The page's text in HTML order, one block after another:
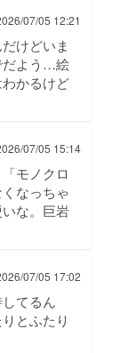
07/05 12:21
けどいま
だよう…絵
かるけど
07/05 15:14
モノクロ
なっちゃ
な。巨岩
07/05 17:02
てるん
とふたり